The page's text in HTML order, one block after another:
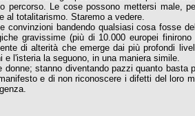
Le cose possono mettersi male,
al totalitarismo. Staremo a vedere.
convinzioni bandendo qualsiasi cosa fosse
gravissime (più di 10.000 europei
di alterità che emerge dai più profondi
l'isteria la seguono, in una maniera simile.
stanno diventando pazzi quanto basta
e di non riconoscere i difetti del loro